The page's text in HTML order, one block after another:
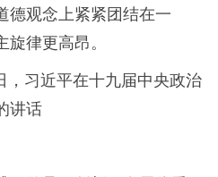
德观念上紧紧团结在一
律更高昂。
，习近平在十九届中央政治
讲话